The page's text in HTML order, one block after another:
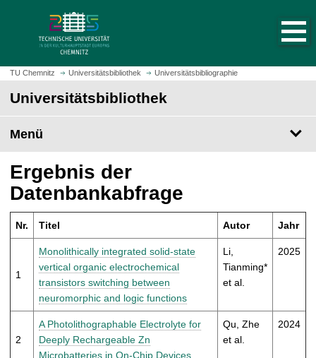
z
m
t
e
i
t
u
f
u
f
TU Chemnitz Universitätsbibliothek Universitätsbibliographie
Universitätsbibliothek
Menü
Ergebnis der
Datenbankabfrage
Nr. Titel Autor Jahr
1
Monolithically integrated solid-state
vertical organic electrochemical
transistors switching between
neuromorphic and logic functions
Li,
Tianming*
et al.
2025
2
A Photolithographable Electrolyte for
Deeply Rechargeable Zn
Microbatteries in On-Chip Devices
Qu, Zhe
et al.
2024